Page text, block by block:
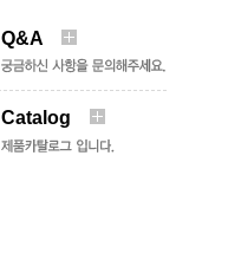
Q&A
Catalog